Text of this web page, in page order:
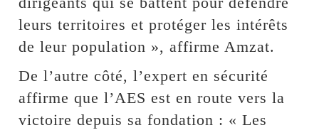
leurs territoires et protéger les intérêts
de leur population », affirme Amzat.
De l’autre côté, l’expert en sécurité
affirme que l’AES est en route vers la
victoire depuis sa fondation : « Les